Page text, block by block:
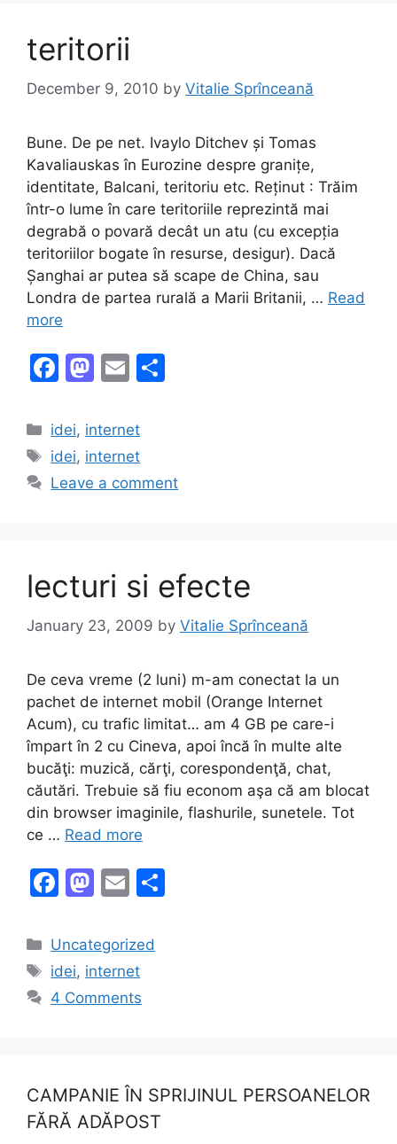
k
teritorii
December 9, 2010 by Vitalie Sprînceană
Bune. De pe net. Ivaylo Ditchev și Tomas
Kavaliauskas în Eurozine despre granițe,
identitate, Balcani, teritoriu etc. Reținut : Trăim
într-o lume în care teritoriile reprezintă mai
degrabă o povară decât un atu (cu excepția
teritoriilor bogate în resurse, desigur). Dacă
Șanghai ar putea să scape de China, sau
Londra de partea rurală a Marii Britanii, … Read
more
F
c
e
b
M
st
o
d
E
ai
l
Categories
idei, internet
Tags
idei, internet
Leave a comment
lecturi si efecte
January 23, 2009 by Vitalie Sprînceană
De ceva vreme (2 luni) m-am conectat la un
pachet de internet mobil (Orange Internet
Acum), cu trafic limitat… am 4 GB pe care-i
împart în 2 cu Cineva, apoi încă în multe alte
bucăţi: muzică, cărţi, corespondenţă, chat,
căutări. Trebuie să fiu econom aşa că am blocat
din browser imaginile, flashurile, sunetele. Tot
ce … Read more
F
c
e
b
k
M
st
o
d
E
ai
l
Categories
Uncategorized
Tags
idei, internet
4 Comments
CAMPANIE ÎN SPRIJINUL PERSOANELOR
FĂRĂ ADĂPOST